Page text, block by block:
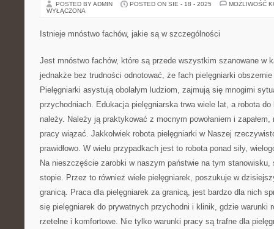
POSTED BY ADMIN POSTED ON SIE - 18 - 2025
MOŻLIWOŚĆ
WYŁĄCZONA
Istnieje mnóstwo fachów, jakie są w szczególności
Jest mnóstwo fachów, które są przede wszystkim szanowane w
jednakże bez trudności odnotować, że fach pielęgniarki
Pielęgniarki asystują obolałym ludziom, zajmują się mnogimi
przychodniach. Edukacja pielęgniarska trwa wiele lat, a robota do
należy. Należy ją praktykować z mocnym powołaniem i
pracy wiązać. Jakkolwiek robota pielęgniarki w Naszej
prawidłowo. W wielu przypadkach jest to robota ponad siły,
Na nieszczęście zarobki w naszym państwie na tym stanowisku,
stopie. Przez to również wiele pielęgniarek, poszukuje w
granicą. Praca dla pielęgniarek za granicą, jest bardzo dla nich
się pielęgniarek do prywatnych przychodni i klinik, gdzie warunki
rzetelne i komfortowe. Nie tylko warunki pracy są trafne dla